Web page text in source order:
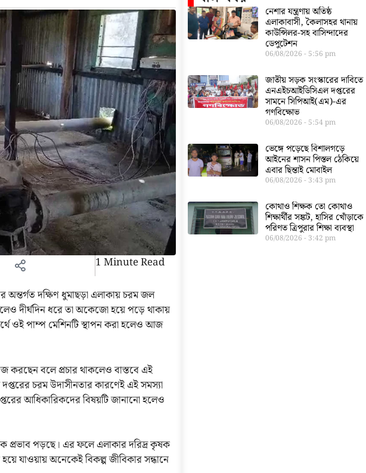
1 Minute Read
দক্ষিণ ধুমাছড়া এলাকায় চরম জল
দীর্ঘদিন ধরে তা অকেজো হয়ে পড়ে থাকায়
ওই পাম্প মেশিনটি স্থাপন করা হলেও আজ
করছেন বলে প্রচার থাকলেও বাস্তবে এই
চরম উদাসীনতার কারণেই এই সমস্যা
আধিকারিকদের বিষয়টি জানানো হলেও
প্রভাব পড়ছে। এর ফলে এলাকার দরিদ্র কৃষক
যাওয়ায় অনেকেই বিকল্প জীবিকার সন্ধানে
নেশার যন্ত্রণায় অতিষ্ঠ
এলাকাবাসী, কৈলাসহর থানায়
কাউন্সিলর-সহ বাসিন্দাদের
ডেপুটেশন
06/08/2026 5:56 pm
জাতীয় সড়ক সংস্কারের দাবিতে
এনএইচআইডিসিএল দপ্তরের
সামনে সিপিআই(এম)-এর
গণবিক্ষোভ
06/08/2026 5:54 pm
ভেঙ্গে পড়েছে বিশালগড়ে
আইনের শাসন পিস্তল ঠেকিয়ে
এবার ছিন্তাই মোবাইল
06/08/2026 3:43 pm
কোথাও শিক্ষক তো কোথাও
শিক্ষার্থীর সঙ্কট, হাসির খোঁড়াকে
পরিণত ত্রিপুরার শিক্ষা ব্যবস্থা
06/08/2026 3:42 pm